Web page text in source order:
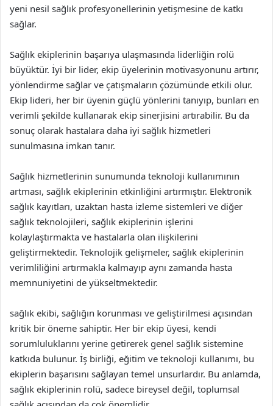
yeni nesil sağlık profesyonellerinin yetişmesine de katkı
sağlar.
Sağlık ekiplerinin başarıya ulaşmasında liderliğin rolü
büyüktür. İyi bir lider, ekip üyelerinin motivasyonunu artırır,
yönlendirme sağlar ve çatışmaların çözümünde etkili olur.
Ekip lideri, her bir üyenin güçlü yönlerini tanıyıp, bunları en
verimli şekilde kullanarak ekip sinerjisini artırabilir. Bu da
sonuç olarak hastalara daha iyi sağlık hizmetleri
sunulmasına imkan tanır.
Sağlık hizmetlerinin sunumunda teknoloji kullanımının
artması, sağlık ekiplerinin etkinliğini artırmıştır. Elektronik
sağlık kayıtları, uzaktan hasta izleme sistemleri ve diğer
sağlık teknolojileri, sağlık ekiplerinin işlerini
kolaylaştırmakta ve hastalarla olan ilişkilerini
geliştirmektedir. Teknolojik gelişmeler, sağlık ekiplerinin
verimliliğini artırmakla kalmayıp aynı zamanda hasta
memnuniyetini de yükseltmektedir.
sağlık ekibi, sağlığın korunması ve geliştirilmesi açısından
kritik bir öneme sahiptir. Her bir ekip üyesi, kendi
sorumluluklarını yerine getirerek genel sağlık sistemine
katkıda bulunur. İş birliği, eğitim ve teknoloji kullanımı, bu
ekiplerin başarısını sağlayan temel unsurlardır. Bu anlamda,
sağlık ekiplerinin rolü, sadece bireysel değil, toplumsal